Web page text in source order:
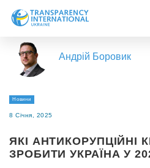
Про нас
Новини
Напрями роботи
Долучитися
Андрій Боровик
Новини
8 Січня, 2025
ЯКІ АНТИКОРУПЦІЙНІ
ЗРОБИТИ УКРАЇНА У